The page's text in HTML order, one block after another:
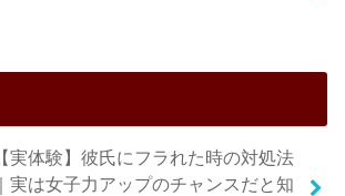
【実体験】彼氏にフラれた時の対処法
｜実は女子力アップのチャンスだと知